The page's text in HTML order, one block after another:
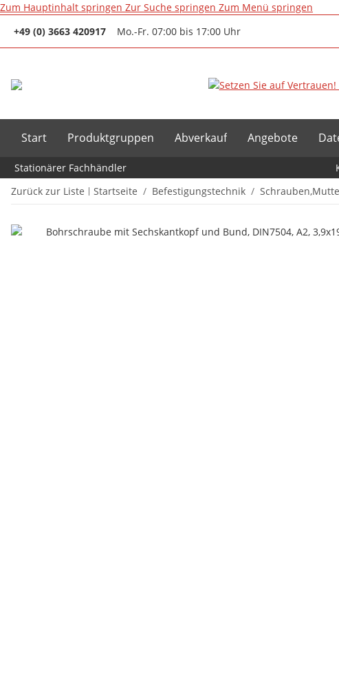
Zum Hauptinhalt springen Zur Suche springen Zum Menü springen
+49 (0) 3663 420917
Mo.-Fr. 07:00 bis 17:00 Uhr
Start Produktgruppen Abverkauf Angebote
Stationärer Fachhändler
Zurück zur Liste
Startseite Befestigungstechnik